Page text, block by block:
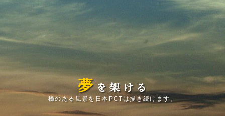
夢 を 架 け る
橋のある風景を日本PCTは描き続けます。